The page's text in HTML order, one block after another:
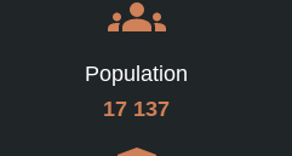
Population
17 137